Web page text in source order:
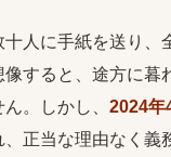
十人に手紙を送り、
像すると、途方に暮
。しかし、 2024年
、正当な理由なく義